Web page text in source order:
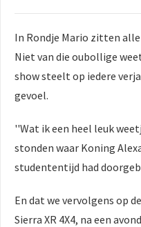
In Rondje Mario zitten
Niet van die oubollige
show steelt op iedere
gevoel.
''Wat ik een heel leuk
stonden waar Koning
studententijd had
En dat we vervolgens op
Sierra XR 4X4, na een